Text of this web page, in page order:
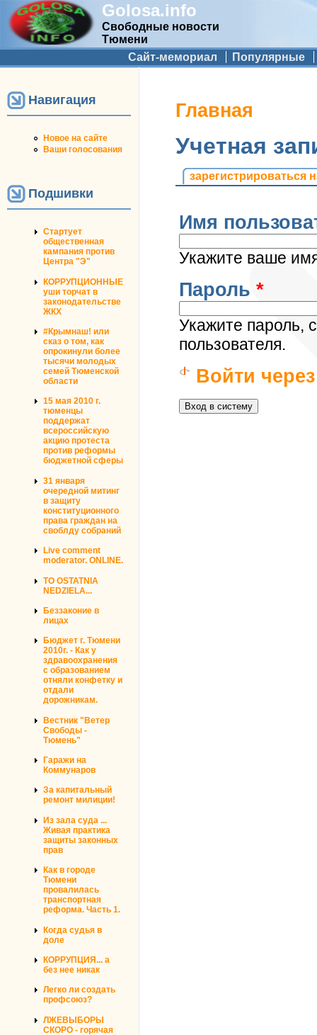
Golosa.info
Свободные новости
Тюмени
Дополнительное меню
Сайт-мемориал Популярные
Навигация
Новое на сайте
Ваши голосования
Подшивки
Стартует
общественная
кампания против
Центра "Э"
КОРРУПЦИОННЫЕ
уши торчат в
законодательстве
ЖКХ
#Крымнаш! или
сказ о том, как
опрокинули более
тысячи молодых
семей Тюменской
области
15 мая 2010 г.
тюменцы
поддержат
всероссийскую
акцию протеста
против реформы
бюджетной сферы
31 января
очередной митинг
в защиту
конституционного
права граждан на
своблду собраний
Live comment
moderator. ONLINE.
TO OSTATNIA
NEDZIELA...
Беззаконие в
лицах
Бюджет г. Тюмени
2010г. - Как у
здравоохранения
с образованием
отняли конфетку и
отдали
дорожникам.
Вестник "Ветер
Свободы -
Тюмень"
Гаражи на
Коммунаров
За капитальный
ремонт милиции!
Из зала суда ...
Живая практика
защиты законных
прав
Как в городе
Тюмени
провалилась
транспортная
реформа. Часть 1.
Когда судья в
доле
КОРРУПЦИЯ... а
без нее никак
Легко ли создать
профсоюз?
ЛЖЕВЫБОРЫ
СКОРО - горячая
Вы здесь
Главная
Учетная
Главные
зарегистрироваться
Имя
Укажите ваше
Пароль *
Укажите пароль,
пользователя.
Войти